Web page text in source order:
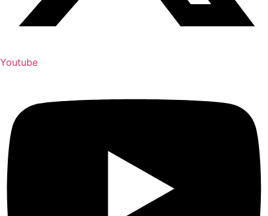
Youtube